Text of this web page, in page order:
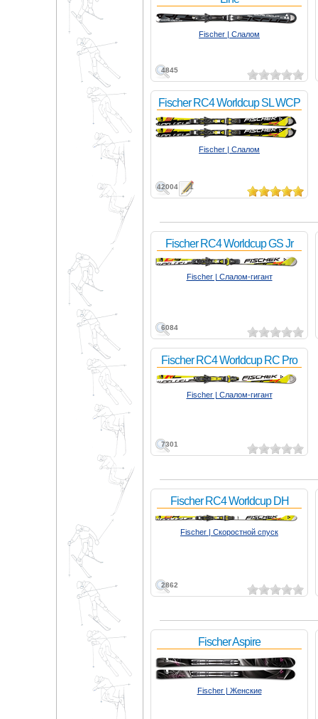
4845
Fischer | Слалом
42004 1
Fischer RC4 Worldcup SL WCP
Fischer | Слалом
6084
Fischer RC4 Worldcup GS Jr
Fischer | Слалом-гигант
7301
Fischer RC4 Worldcup RC Pro
Fischer | Слалом-гигант
2862
Fischer RC4 Worldcup DH
Fischer | Скоростной спуск
Fischer Aspire
Fischer | Женские